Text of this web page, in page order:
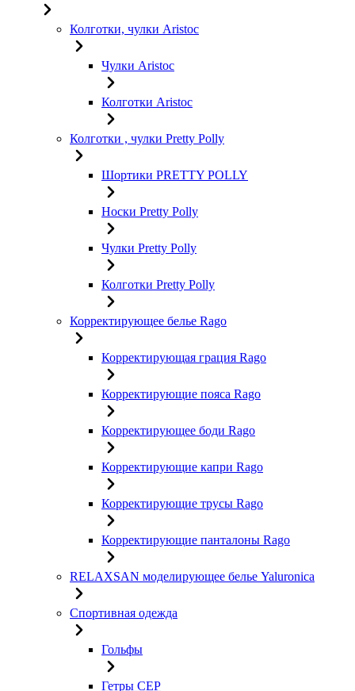
Колготки, чулки Aristoc
Чулки Aristoc
Колготки Aristoc
Колготки , чулки Pretty Polly
Шортики PRETTY POLLY
Носки Pretty Polly
Чулки Pretty Polly
Колготки Pretty Polly
Корректирующее белье Rago
Корректирующая грация Rago
Корректирующие пояса Rago
Корректирующее боди Rago
Корректирующие капри Rago
Корректирующие трусы Rago
Корректирующие панталоны Rago
RELAXSAN моделирующее белье Yaluroniсa
Спортивная одежда
Гольфы
Гетры CEP